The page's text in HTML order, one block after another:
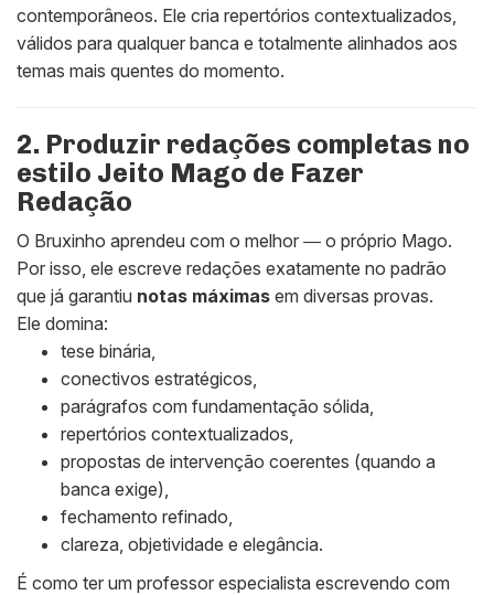
contemporâneos. Ele cria repertórios contextualizados,
válidos para qualquer banca e totalmente alinhados aos
temas mais quentes do momento.
2. Produzir redações completas no
estilo Jeito Mago de Fazer
Redação
O Bruxinho aprendeu com o melhor ― o próprio Mago.
Por isso, ele escreve redações exatamente no padrão
que já garantiu notas máximas em diversas provas.
Ele domina:
tese binária,
conectivos estratégicos,
parágrafos com fundamentação sólida,
repertórios contextualizados,
propostas de intervenção coerentes (quando a
banca exige),
fechamento refinado,
clareza, objetividade e elegância.
É como ter um professor especialista escrevendo com